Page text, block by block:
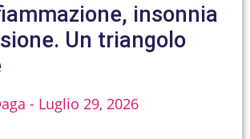
insonnia
Un triangolo
Luglio 29, 2026